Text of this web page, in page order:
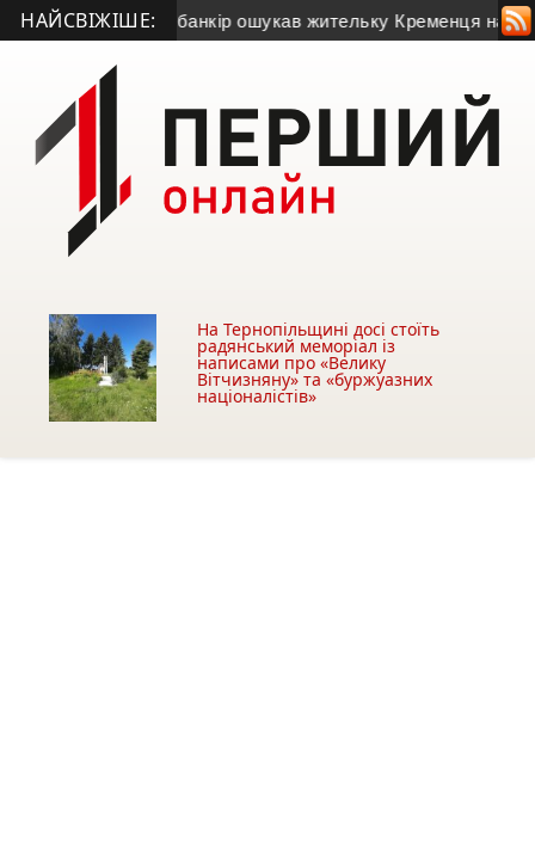
НАЙСВІЖІШЕ:
(фото) • Псевдобанкір ошукав жительку Кременця на 28
На Тернопільщині досі стоїть
радянський меморіал із
написами про «Велику
Вітчизняну» та «буржуазних
націоналістів»